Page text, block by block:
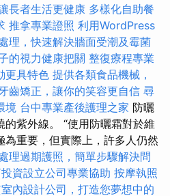
長者生活更健康 多樣化自助餐
推拿專業證照 利用WordPress
理，快速解決牆面受潮及霉菌
的視力健康把關 整復療程專業
更具特色 提供各類食品機械，
牙齒矯正，讓你的笑容更自信 尋
境 台中專業產後護理之家 防曬
紫外線。 “使用防曬霜對於維
重要，但實際上，許多人仍然
理過期護照，簡單步驟解決問
資設立公司專業協助 按摩執照
內設計公司，打造您夢想中的